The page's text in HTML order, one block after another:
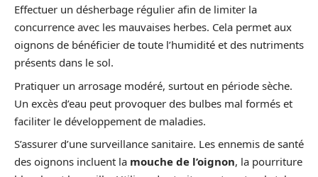
Effectuer un désherbage régulier afin de limiter la
concurrence avec les mauvaises herbes. Cela permet aux
oignons de bénéficier de toute l’humidité et des nutriments
présents dans le sol.
Pratiquer un arrosage modéré, surtout en période sèche.
Un excès d’eau peut provoquer des bulbes mal formés et
faciliter le développement de maladies.
S’assurer d’une surveillance sanitaire. Les ennemis de santé
des oignons incluent la mouche de l’oignon, la pourriture